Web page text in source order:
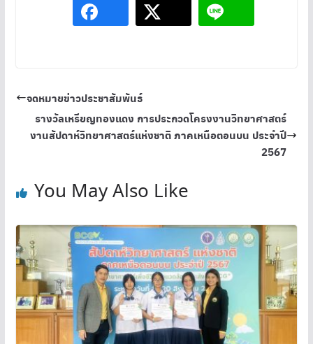
จดหมายข่าวประชาสัมพันธ์
รางวัลเหรียญทองแดง การประกวดโครงงานวิทยาศาสตร์
งานสัปดาห์วิทยาศาสตร์แห่งชาติ ภาคเหนือตอนบน ประจำปี
2567
You May Also Like